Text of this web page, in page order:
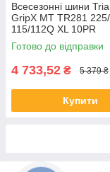
Всесезонні шини
GripX MT TR281
115/112Q XL 10PR
Готово до відправки
4 733,52 ₴ 5 379 ₴
Купити